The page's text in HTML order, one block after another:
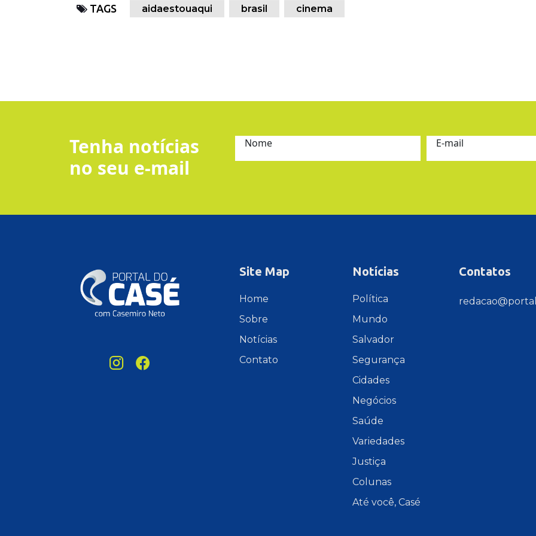
TAGS aidaestouaqui brasil cinema
Tenha notícias
no seu e-mail
Nome E-mail
Site Map
Home
Sobre
Notícias
Contato
Notícias
Política
Mundo
Salvador
Segurança
Cidades
Negócios
Saúde
Variedades
Justiça
Colunas
Até você, Casé
Contatos